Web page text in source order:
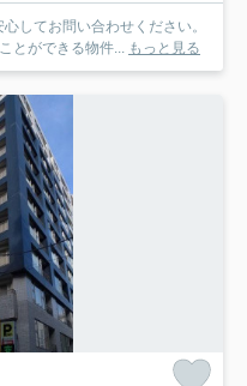
してお問い合わせください。
とができる物件...
もっと見る